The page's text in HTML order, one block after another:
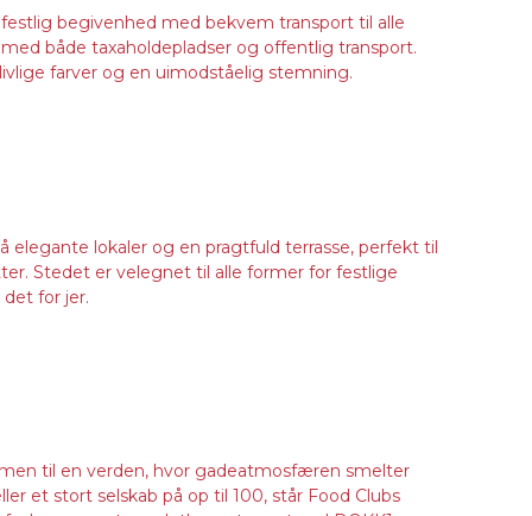
begivenhed med bekvem transport til alle
både taxaholdepladser og offentlig transport.
farver og en uimodståelig stemning.
lokaler og en pragtfuld terrasse, perfekt til
Stedet er velegnet til alle former for festlige
for jer.
til en verden, hvor gadeatmosfæren smelter
et stort selskab på op til 100, står Food Clubs